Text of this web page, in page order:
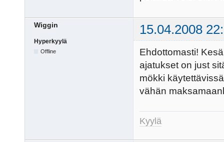
Wiggin 15.04.2008
Hyperkyylä
Offline
Ehdottomasti!
ajatukset on just
mökki
vähän
Kyylä